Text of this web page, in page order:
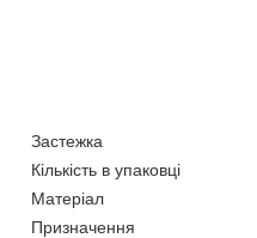
Застежка
Кількість в упаковці
Матеріал
Призначення